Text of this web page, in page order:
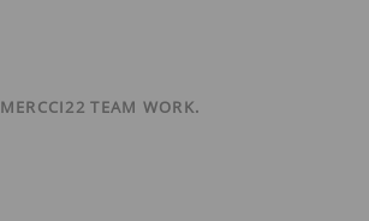
MERCCI22 TEAM WORK.